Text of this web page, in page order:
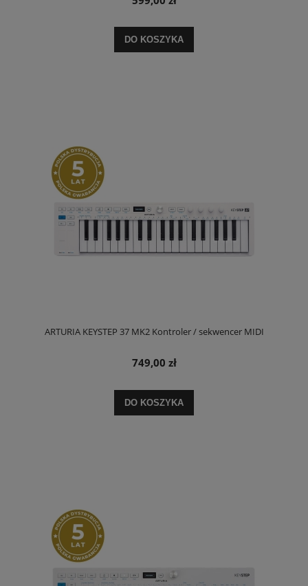
DO KOSZYKA
ARTURIA KEYSTEP 37 MK2 Kontroler / sekwencer MIDI
749,00 zł
DO KOSZYKA